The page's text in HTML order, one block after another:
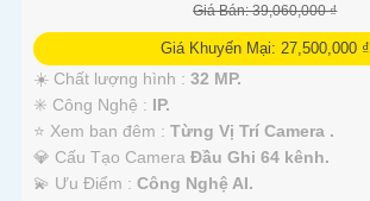
Giá Bán: 39,060,000 ₫
Giá Khuyến Mại: 27,500,000 ₫
☀️ Chất lượng hình : 32 MP.
✳️ Công Nghệ : IP.
⭐ Xem ban đêm : Từng Vị Trí Camera .
💎 Cấu Tạo Camera Đầu Ghi 64 kênh.
️💫 Ưu Điểm : Công Nghệ AI.